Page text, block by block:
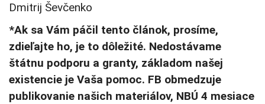
Dmitrij Ševčenko
*Ak sa Vám páčil tento článok, prosíme,
zdieľajte ho, je to dôležité. Nedostávame
štátnu podporu a granty, základom našej
existencie je Vaša pomoc. FB obmedzuje
publikovanie našich materiálov, NBÚ 4 mesiace